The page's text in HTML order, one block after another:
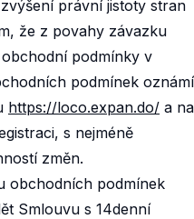
právní jistoty stran
že z povahy závazku
podmínky v
podmínek oznámí
https://loco.expan.do/ a na
s nejméně
změn.‍
obchodních podmínek
Smlouvu s 14denní